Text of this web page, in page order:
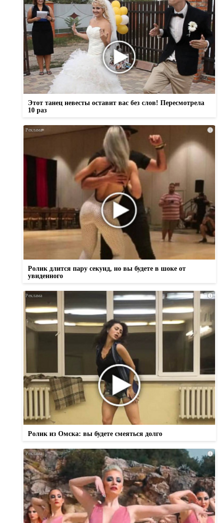
Этот танец невесты оставит вас без слов! Пересмотрела
10 раз
i
Ролик длится пару секунд, но вы будете в шоке от
увиденного
i
Ролик из Омска: вы будете смеяться долго
i